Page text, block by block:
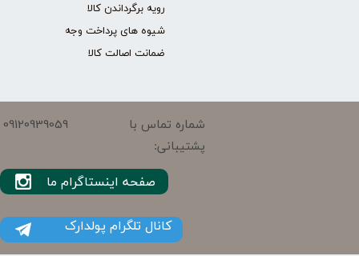
رویه برگرداندن کالا
شیوه های پرداخت وجه
ضمانت اصالت کالا
شماره تماس با
پشتیبانی:
09120939059
کانال تلگرام پولدارک
صفحه اینستاگرام ما